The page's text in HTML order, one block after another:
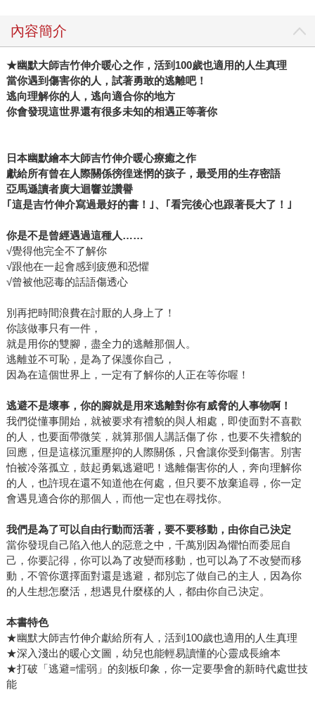
的時候，被辦公室的大家拿出來反覆辯證。 要從這個紅遍全
網的片名來改書名嗎？ 會不會有太多類似的說法了？ 作者說
的逃跑是真的不管三七二十一的消失不見嗎？ 不是的。 逃
跑在這本書裡，只是一種手段的代名詞，想告訴大家，逃跑
不可恥，反而是獲得自由的手段， 可以是心靈上的逃跑，幾
個小時的追劇，給自己一點喘息的空間； 也可以是實際的行
狀，讓自己重新休整的地方。 所以最後，我們把書名定調為
《有時候，逃跑也沒關係》。 有時候，這三個字很重要。 有
一點喘息，有一點暫停，有自己的主控權，還有更多的期
待。 逃跑達人香山麗香說，逃跑不是輸，無論如何一定要先
平衡。 永遠都有可以逃跑的權利。 逃跑或者不想逃跑，都是
你的自由。 你是自己幸福生活的掌握者，找到最適合自己的
人生活法，才是正解，逃跑只是手段而已。 希望每個人都能
找到自己的逃跑方式。
內容簡介
★幽默大師吉竹伸介暖心之作，活到100歲也適用的人生真理
當你遇到傷害你的人，試著勇敢的逃離吧！
逃向理解你的人，逃向適合你的地方
你會發現這世界還有很多未知的相遇正等著你
日本幽默繪本大師吉竹伸介暖心療癒之作
獻給所有曾在人際關係徬徨迷惘的孩子，最受用的生存密語
亞馬遜讀者廣大迴響並讚譽
｢這是吉竹伸介寫過最好的書！｣、｢看完後心也跟著長大了！｣
你是不是曾經遇過這種人……
√覺得他完全不了解你
√跟他在一起會感到疲憊和恐懼
√曾被他惡毒的話語傷透心
別再把時間浪費在討厭的人身上了！
你該做事只有一件，
就是用你的雙腳，盡全力的逃離那個人。
逃離並不可恥，是為了保護你自己，
因為在這個世界上，一定有了解你的人正在等你喔！
逃避不是壞事，你的腳就是用來逃離對你有威脅的人事物啊！
我們從懂事開始，就被要求有禮貌的與人相處，即使面對不喜歡
的人，也要面帶微笑，就算那個人講話傷了你，也要不失禮貌的
回應，但是這樣沉重壓抑的人際關係，只會讓你受到傷害。別害
怕被冷落孤立，鼓起勇氣逃避吧！逃離傷害你的人，奔向理解你
的人，也許現在還不知道他在何處，但只要不放棄追尋，你一定
會遇見適合你的那個人，而他一定也在尋找你。
我們是為了可以自由行動而活著，要不要移動，由你自己決定
當你發現自己陷入他人的惡意之中，千萬別因為懼怕而委屈自
己，你要記得，你可以為了改變而移動，也可以為了不改變而移
動，不管你選擇面對還是逃避，都別忘了做自己的主人，因為你
的人生想怎麼活，想遇見什麼樣的人，都由你自己決定。
本書特色
★幽默大師吉竹伸介獻給所有人，活到100歲也適用的人生真理
★深入淺出的暖心文圖，幼兒也能輕易讀懂的心靈成長繪本
★打破「逃避=懦弱」的刻板印象，你一定要學會的新時代處世技
能